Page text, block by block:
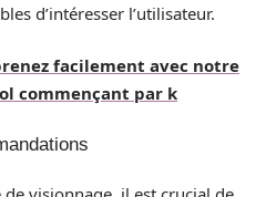
d’intéresser l’utilisateur.
facilement avec notre
commençant par k